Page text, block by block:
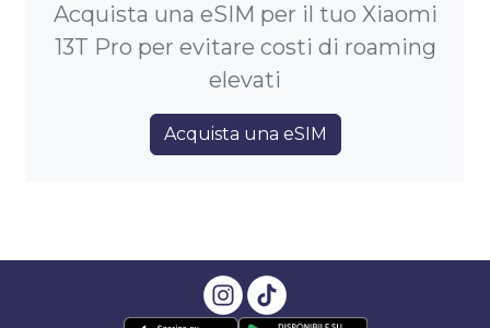
Acquista una eSIM per il tuo Xiaomi
13T Pro per evitare costi di roaming
elevati
Acquista una eSIM